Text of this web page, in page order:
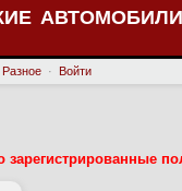
Разное · Войти